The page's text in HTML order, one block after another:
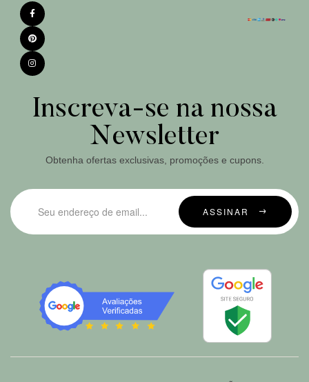
Inscreva-se na nossa
Newsletter
Obtenha ofertas exclusivas, promoções e cupons.
ASSINAR